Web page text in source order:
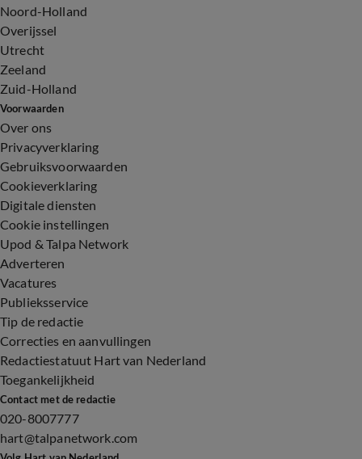
Noord-Holland
Overijssel
Utrecht
Zeeland
Zuid-Holland
Voorwaarden
Over ons
Privacyverklaring
Gebruiksvoorwaarden
Cookieverklaring
Digitale diensten
Cookie instellingen
Upod & Talpa Network
Adverteren
Vacatures
Publieksservice
Tip de redactie
Correcties en aanvullingen
Redactiestatuut Hart van Nederland
Toegankelijkheid
Contact met de redactie
020-8007777
hart@talpanetwork.com